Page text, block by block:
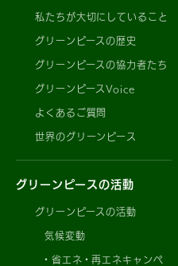
私たちが大切にしていること
グリーンピースの歴史
グリーンピースの協力者たち
グリーンピースVoice
よくあるご質問
世界のグリーンピース
グリーンピースの活動
グリーンピースの活動
気候変動
省エネ・再エネキャンペ